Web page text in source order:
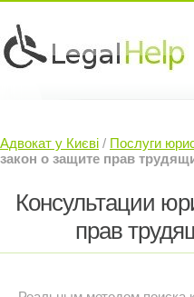
Судовий Адвокат »
Адвокат у Києві / Послуги
закон о защите прав
Консультации
прав